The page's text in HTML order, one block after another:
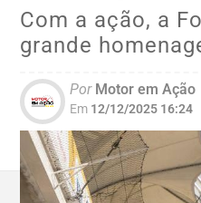
Com a ação, a
grande
PorMotor em Ação
Em 12/12/2025 16:24